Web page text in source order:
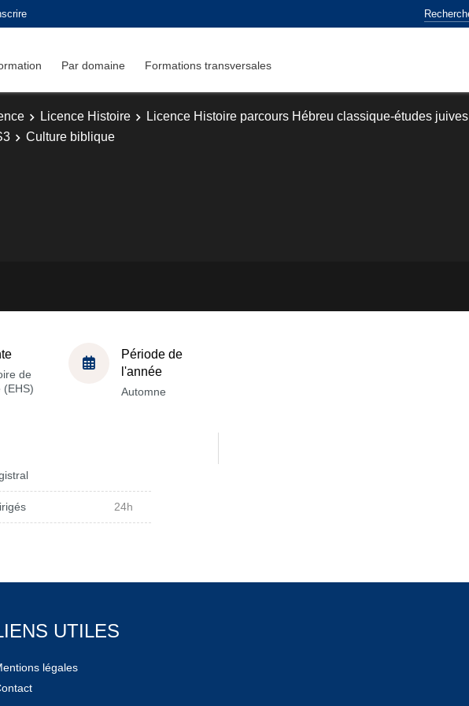
Par domaine Formations transversales
Licence Histoire
Licence Histoire parcours Hébreu classique-études juives
Culture biblique
de
(EHS)
Période de
l'année
Automne
24h
UTILES
légales